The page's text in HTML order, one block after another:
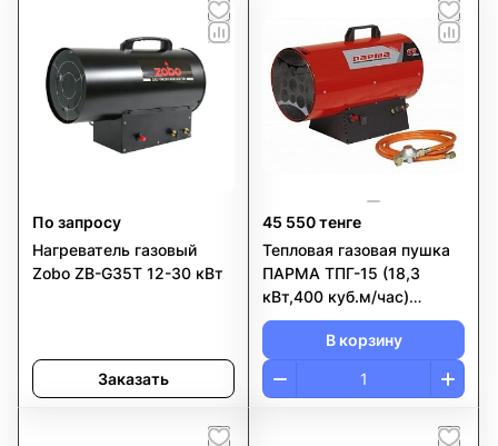
По запросу
Нагреватель газовый
Zobo ZB-G35T 12-30 кВт
Заказать
45 550 тенге
Тепловая газовая пушка
ПАРМА ТПГ-15 (18,3
кВт,400 куб.м/час)
РОССИЯ
В корзину